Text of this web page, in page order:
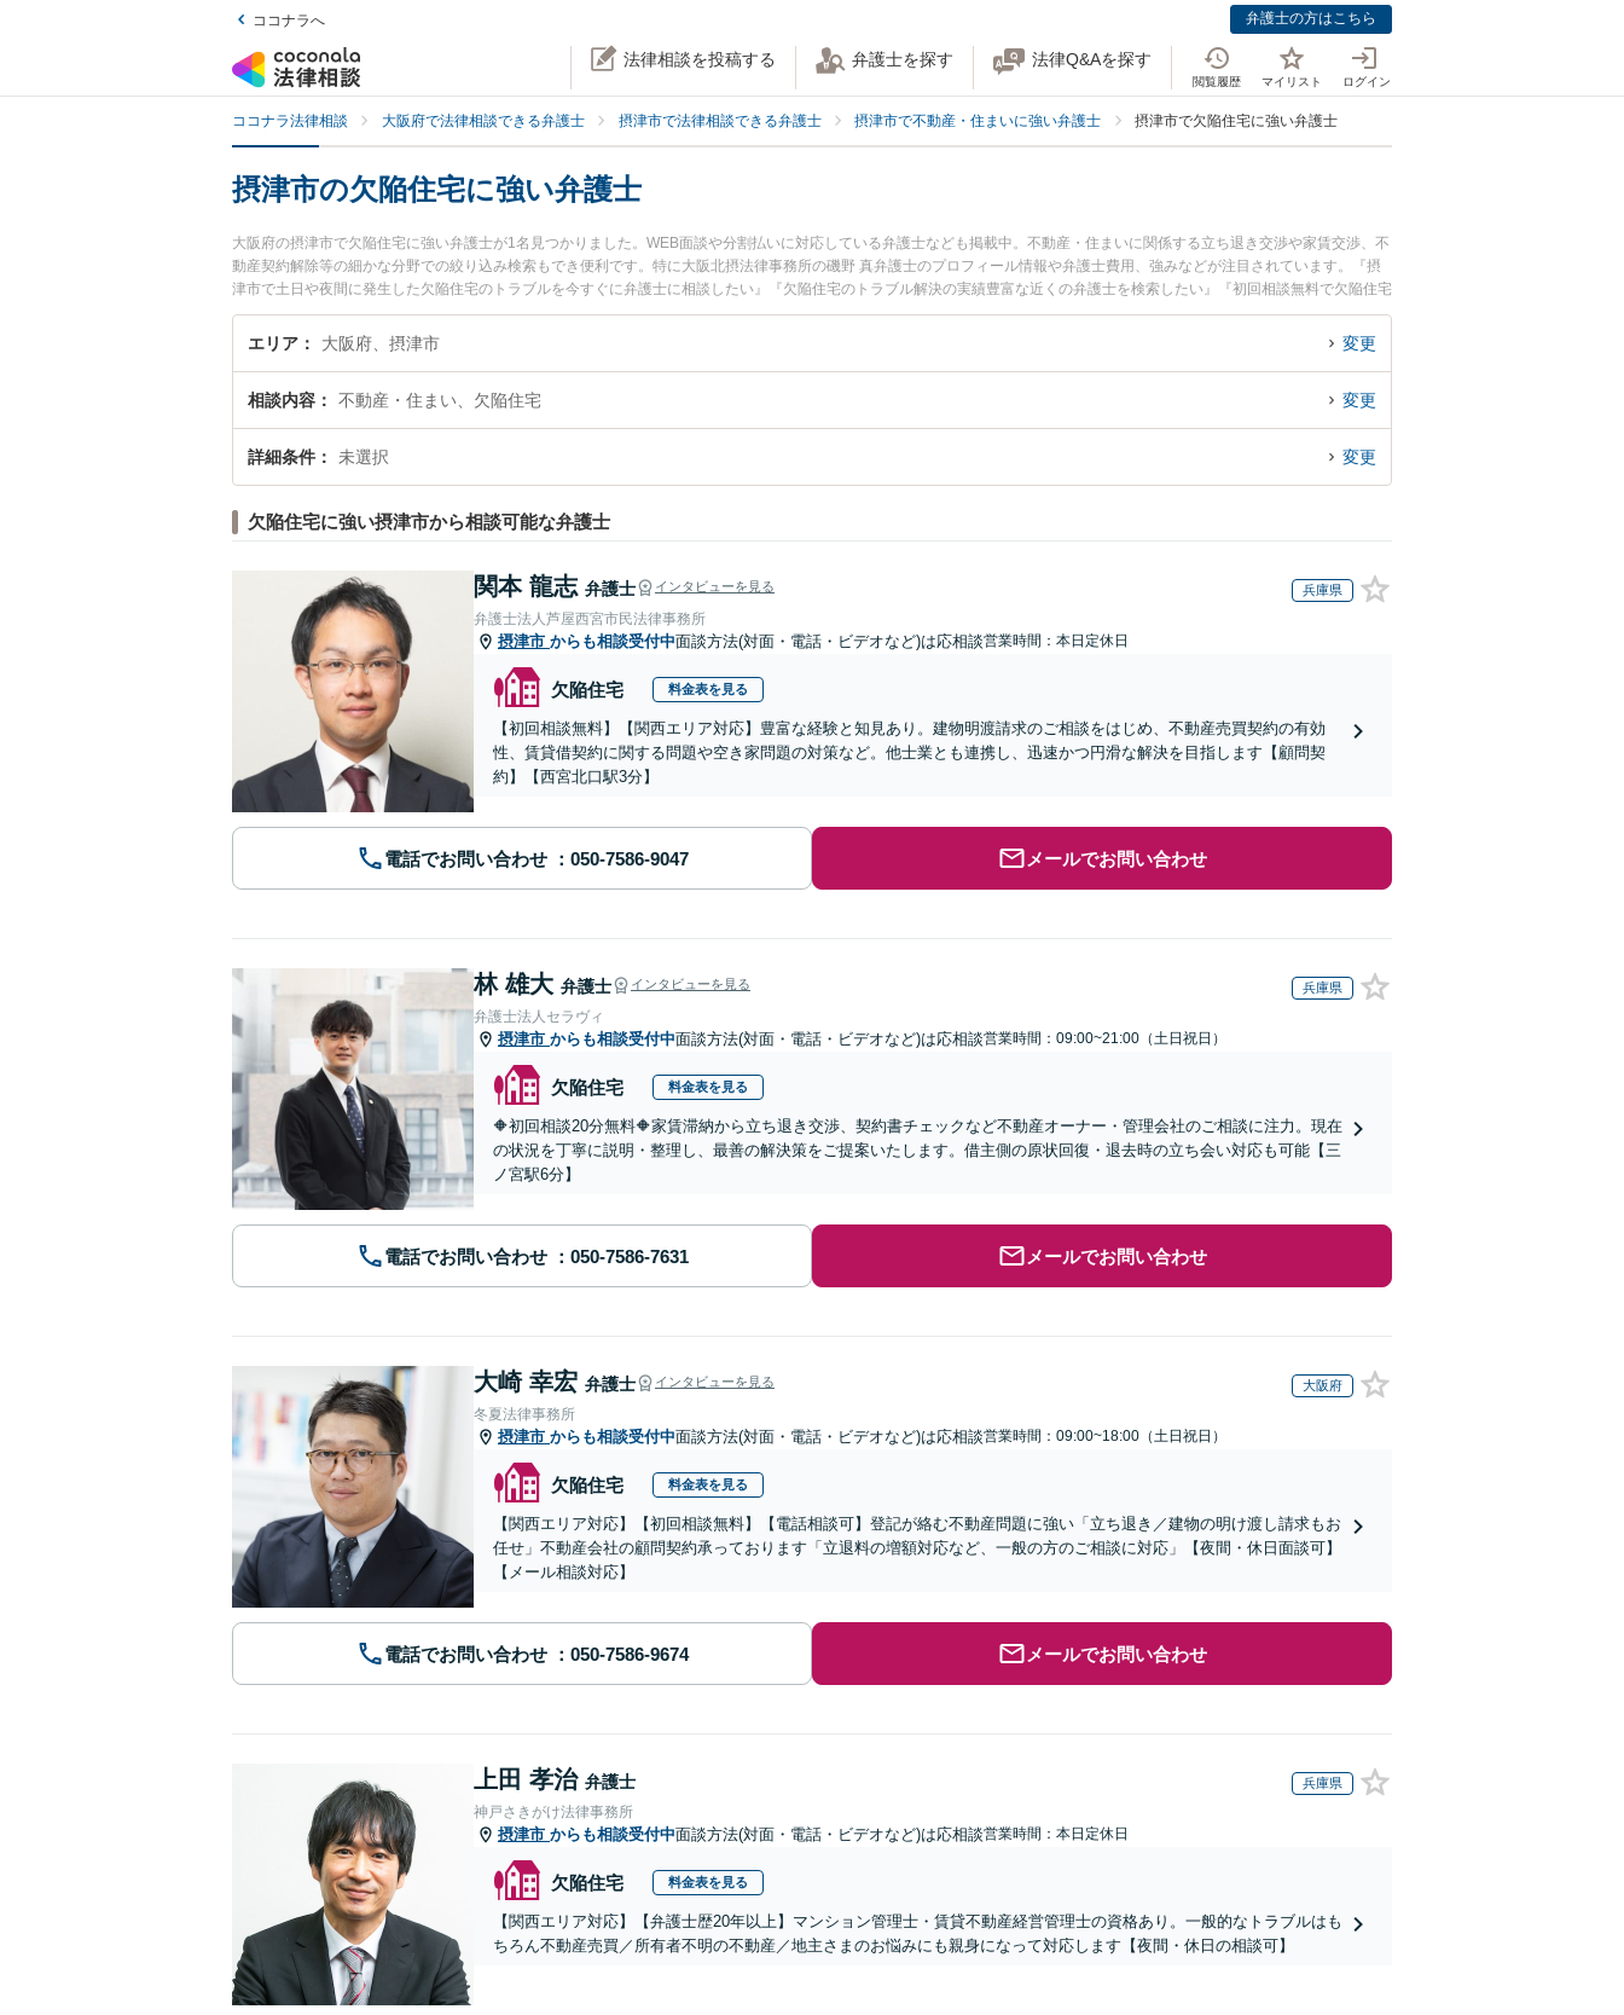
ココナラへ 弁護士の方はこちら
法律相談を投稿する 弁護士を探す 法律Q&Aを探す
閲覧履歴 マイリスト ログイン
ココナラ法律相談 大阪府で法律相談できる弁護士 摂津市で法律相談できる弁護士 摂津市で不動産・住まいに強い弁護士 摂津市で欠陥住宅に強い弁護士
摂津市の欠陥住宅に強い弁護士
大阪府の摂津市で欠陥住宅に強い弁護士が1名見つかりました。WEB面談や分割払いに対応している弁護士なども掲載中。不動産・住まいに関係する立ち退き交渉や家賃交渉、不
動産契約解除等の細かな分野での絞り込み検索もでき便利です。特に大阪北摂法律事務所の磯野 真弁護士のプロフィール情報や弁護士費用、強みなどが注目されています。『摂
津市で土日や夜間に発生した欠陥住宅のトラブルを今すぐに弁護士に相談したい』『欠陥住宅のトラブル解決の実績豊富な近くの弁護士を検索したい』『初回相談無料で欠陥住宅
を法律相談できる摂津市内の弁護士に相談予約したい』などでお困りの相談者さんにおすすめです。
エリア 大阪府、摂津市 変更
相談内容 不動産・住まい、欠陥住宅 変更
詳細条件 未選択 変更
欠陥住宅に強い摂津市から相談可能な弁護士
関本 龍志 弁護士 インタビューを見る 兵庫県
弁護士法人芦屋西宮市民法律事務所
摂津市 からも相談受付中面談方法(対面・電話・ビデオなど)は応相談営業時間：本日定休日
欠陥住宅 料金表を見る
【初回相談無料】【関西エリア対応】豊富な経験と知見あり。建物明渡請求のご相談をはじめ、不動産売買契約の有効
性、賃貸借契約に関する問題や空き家問題の対策など。他士業とも連携し、迅速かつ円滑な解決を目指します【顧問契
約】【西宮北口駅3分】
電話でお問い合わせ メールでお問い合わせ
林 雄大 弁護士 インタビューを見る 兵庫県
弁護士法人セラヴィ
摂津市 からも相談受付中面談方法(対面・電話・ビデオなど)は応相談営業時間：09:00~21:00（土日祝日）
欠陥住宅 料金表を見る
🔶初回相談20分無料🔶家賃滞納から立ち退き交渉、契約書チェックなど不動産オーナー・管理会社のご相談に注力。現在
の状況を丁寧に説明・整理し、最善の解決策をご提案いたします。借主側の原状回復・退去時の立ち会い対応も可能【三
ノ宮駅6分】
電話でお問い合わせ メールでお問い合わせ
大崎 幸宏 弁護士 インタビューを見る 大阪府
冬夏法律事務所
摂津市 からも相談受付中面談方法(対面・電話・ビデオなど)は応相談営業時間：09:00~18:00（土日祝日）
欠陥住宅 料金表を見る
【関西エリア対応】【初回相談無料】【電話相談可】登記が絡む不動産問題に強い「立ち退き／建物の明け渡し請求もお
任せ」不動産会社の顧問契約承っております「立退料の増額対応など、一般の方のご相談に対応」【夜間・休日面談可】
【メール相談対応】
電話でお問い合わせ メールでお問い合わせ
上田 孝治 弁護士 兵庫県
神戸さきがけ法律事務所
摂津市 からも相談受付中面談方法(対面・電話・ビデオなど)は応相談営業時間：本日定休日
欠陥住宅 料金表を見る
【関西エリア対応】【弁護士歴20年以上】マンション管理士・賃貸不動産経営管理士の資格あり。一般的なトラブルはも
ちろん不動産売買／所有者不明の不動産／地主さまのお悩みにも親身になって対応します【夜間・休日の相談可】